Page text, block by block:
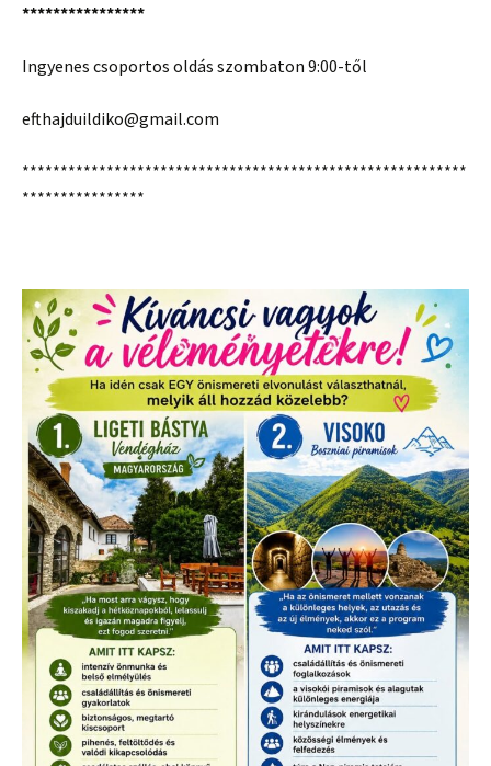
****************
Ingyenes csoportos oldás szombaton 9:00-től
efthajduildiko@gmail.com
**********************************************************
****************